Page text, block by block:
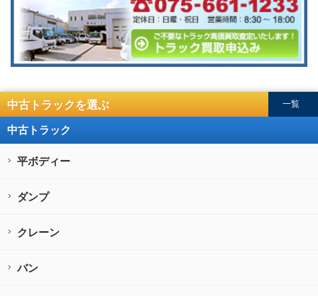
中古トラックを選ぶ 一覧
中古トラック
平ボディー
ダンプ
クレーン
バン